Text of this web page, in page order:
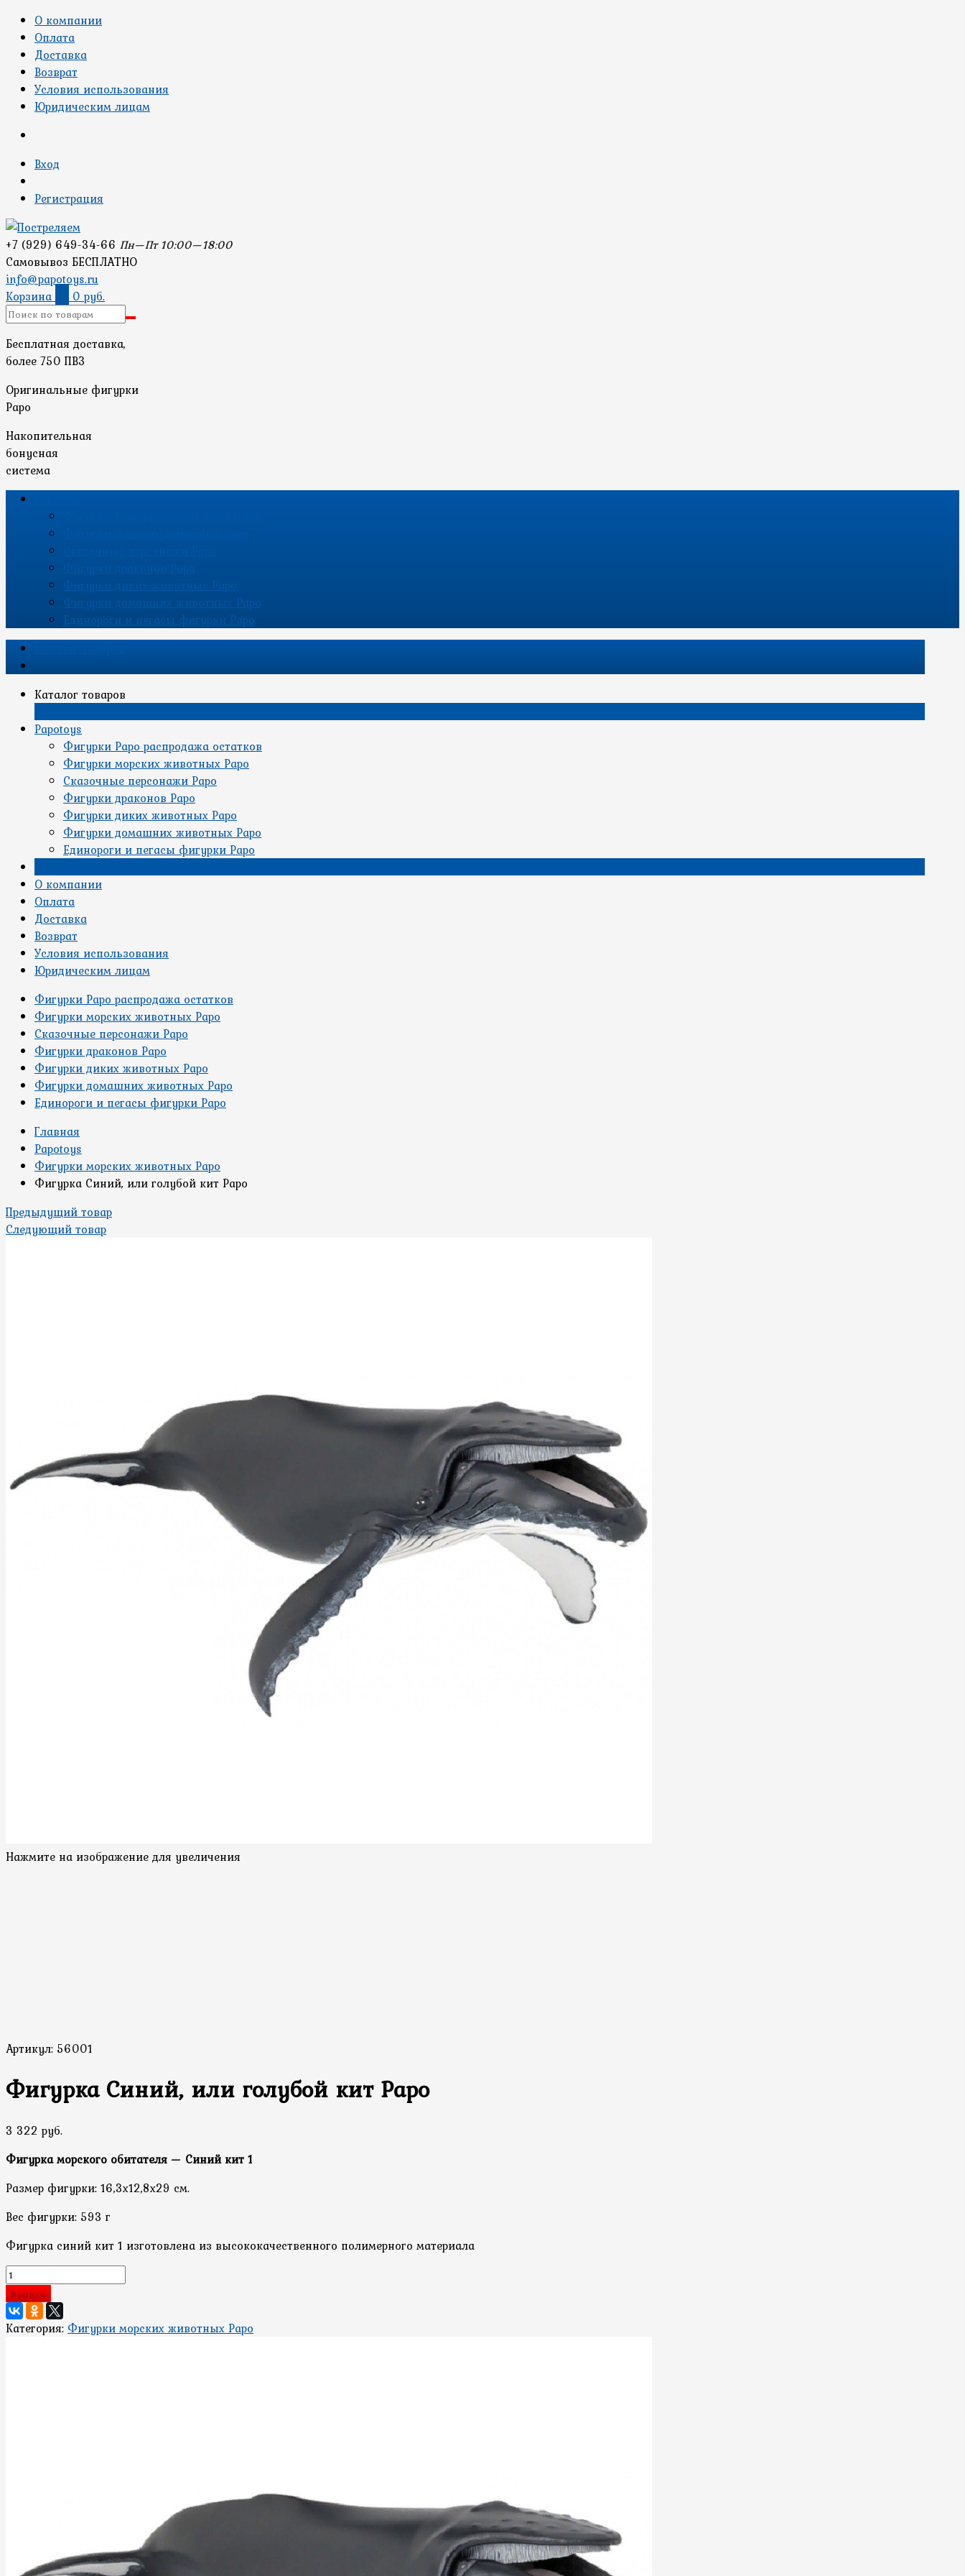
О компании
Оплата
Доставка
Возврат
Условия использования
Юридическим лицам
Вход
Регистрация
+7 (929) 649-34-66 Пн—Пт 10:00—18:00
Самовывоз БЕСПЛАТНО
info@papotoys.ru
Корзина
0 руб.
Бесплатная доставка,
более 750 ПВЗ
Оригинальные фигурки
Papo
Накопительная
бонусная
система
Фигурки диких животных Papo
Фигурки домашних животных Papo
Единороги и пегасы фигурки Papo
Каталог товаров
Papotoys
Фигурки Papo распродажа остатков
Фигурки морских животных Papo
Сказочные персонажи Papo
Фигурки драконов Papo
Фигурки диких животных Papo
Фигурки домашних животных Papo
Единороги и пегасы фигурки Papo
О компании
Оплата
Доставка
Возврат
Условия использования
Юридическим лицам
Фигурки Papo распродажа остатков
Фигурки морских животных Papo
Сказочные персонажи Papo
Фигурки драконов Papo
Фигурки диких животных Papo
Фигурки домашних животных Papo
Единороги и пегасы фигурки Papo
Главная
Papotoys
Фигурки морских животных Papo
Фигурка Синий, или голубой кит Papo
Предыдущий товар
Следующий товар
Нажмите на изображение для увеличения
Артикул: 56001
Фигурка Синий, или голубой кит Papo
3 322 руб.
Фигурка морского обитателя — Синий кит 1
Размер фигурки: 16,3х12,8х29 см.
Вес фигурки: 593 г
Фигурка синий кит 1 изготовлена из высококачественного полимерного материала
Купить
Категория: Фигурки морских животных Papo